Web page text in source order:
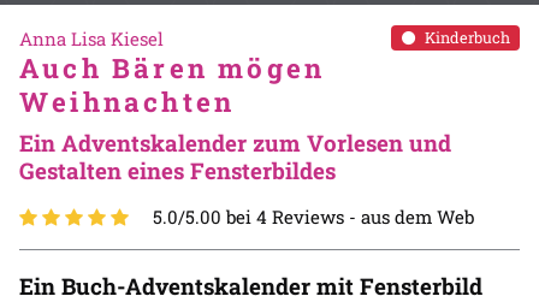
Kinderbuch
Anna Lisa Kiesel
Auch Bären mögen
Weihnachten
Ein Adventskalender zum Vorlesen und
Gestalten eines Fensterbildes
5.0/5.00 bei 4 Reviews - aus dem Web
Ein Buch-Adventskalender mit Fensterbild